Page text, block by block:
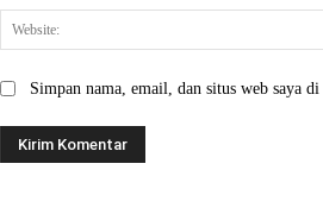
Simpan nama, email, dan situs web saya